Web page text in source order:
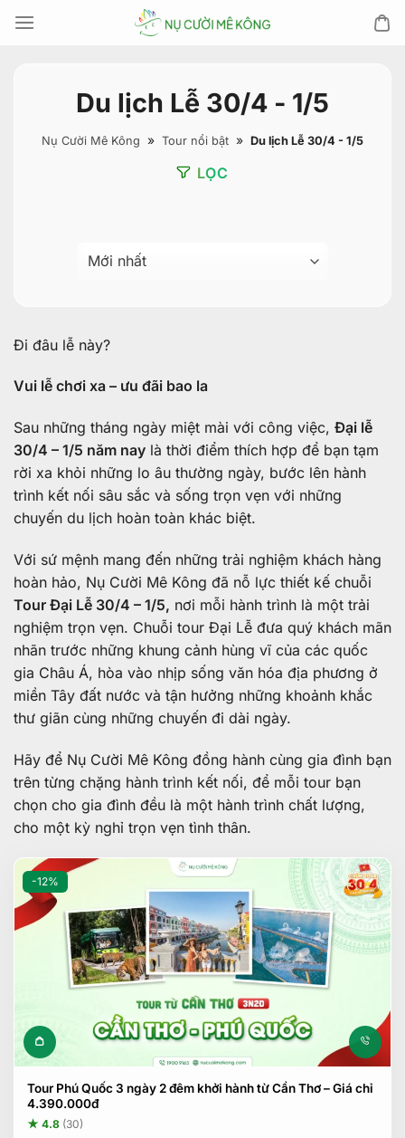
đến
Du lịch Lễ 30/4 - 1/5
Nụ Cười Mê Kông » Tour nổi bật » Du lịch Lễ 30/4 - 1/5
LỌC
Đi đâu lễ này?
Vui lễ chơi xa – ưu đãi bao la
Sau những tháng ngày miệt mài với công việc, Đại lễ
30/4 – 1/5 năm nay là thời điểm thích hợp để bạn tạm
rời xa khỏi những lo âu thường ngày, bước lên hành
trình kết nối sâu sắc và sống trọn vẹn với những
chuyến du lịch hoàn toàn khác biệt.
Với sứ mệnh mang đến những trải nghiệm khách hàng
hoàn hảo, Nụ Cười Mê Kông đã nỗ lực thiết kế chuỗi
Tour Đại Lễ 30/4 – 1/5, nơi mỗi hành trình là một trải
nghiệm trọn vẹn. Chuỗi tour Đại Lễ đưa quý khách mãn
nhãn trước những khung cảnh hùng vĩ của các quốc
gia Châu Á, hòa vào nhịp sống văn hóa địa phương ở
miền Tây đất nước và tận hưởng những khoảnh khắc
thư giãn cùng những chuyến đi dài ngày.
Hãy để Nụ Cười Mê Kông đồng hành cùng gia đình bạn
trên từng chặng hành trình kết nối, để mỗi tour bạn
chọn cho gia đình đều là một hành trình chất lượng,
cho một kỳ nghỉ trọn vẹn tình thân.
-12%
Tour Phú Quốc 3 ngày 2 đêm khởi hành từ Cần Thơ – Giá chỉ
4.390.000đ
★ 4.8 (30)